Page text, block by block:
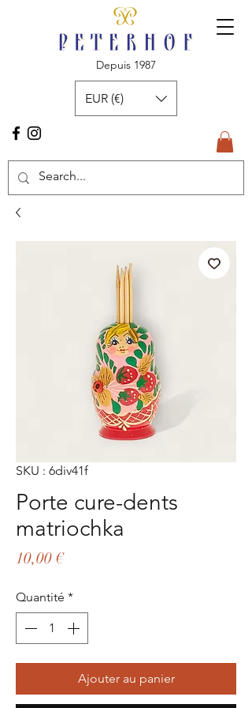
Depuis 1987
EUR (€)
SKU : 6div41f
Porte cure-dents
matriochka
10,00 €Prix
Quantité *
Ajouter au panier